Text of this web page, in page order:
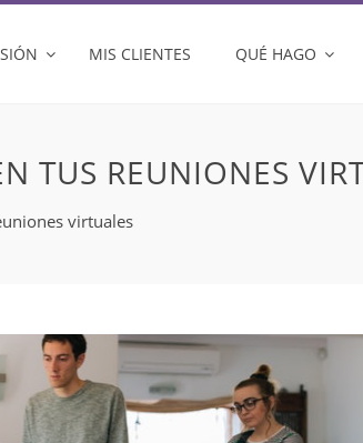
MIS CLIENTES QUÉ HAGO
TUS REUNIONES
virtuales